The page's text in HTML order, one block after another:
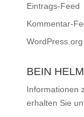
Eintrags-Feed
Kommentar-
WordPress.org
BEIN
Informationen
erhalten Sie